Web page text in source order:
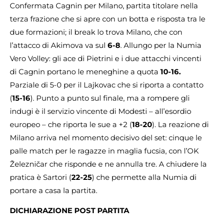
Confermata Cagnin per Milano, partita titolare nella
terza frazione che si apre con un botta e risposta tra le
due formazioni; il break lo trova Milano, che con
l’attacco di Akimova va sul 6-8. Allungo per la Numia
Vero Volley: gli ace di Pietrini e i due attacchi vincenti
di Cagnin portano le meneghine a quota 10-16.
Parziale di 5-0 per il Lajkovac che si riporta a contatto
(15-16). Punto a punto sul finale, ma a rompere gli
indugi è il servizio vincente di Modesti – all’esordio
europeo – che riporta le sue a +2 (18-20). La reazione di
Milano arriva nel momento decisivo del set: cinque le
palle match per le ragazze in maglia fucsia, con l’OK
Železničar che risponde e ne annulla tre. A chiudere la
pratica è Sartori (22-25) che permette alla Numia di
portare a casa la partita.
DICHIARAZIONE POST PARTITA